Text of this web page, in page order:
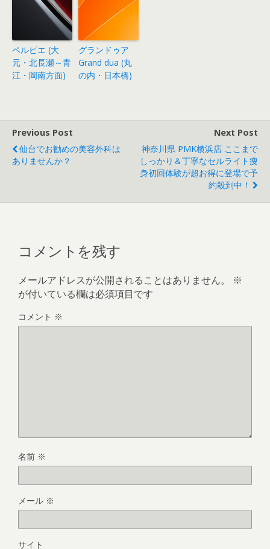
ペルピエ (大
元・北長瀬～青
江・岡南方面)
グランドゥア
Grand dua (丸
の内・日本橋)
Previous Post
仙台でお勧めの美容外科は
ありませんか？
Next Post
神奈川県 PMK横浜店 ここまで
しっかり＆丁寧なセルライト痩
身初回体験が超お得に登場で予
約殺到中！
コメントを残す
メールアドレスが公開されることはありません。
※
が付いている欄は必須項目です
コメント ※
名前 ※
メール ※
サイト